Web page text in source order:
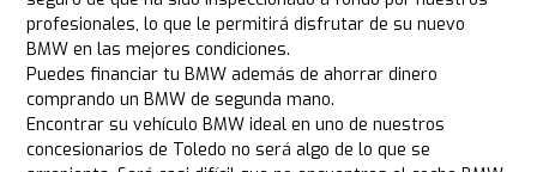
profesionales, lo que le permitirá disfrutar de su nuevo
BMW en las mejores condiciones.
Puedes financiar tu BMW además de ahorrar dinero
comprando un BMW de segunda mano.
Encontrar su vehículo BMW ideal en uno de nuestros
concesionarios de Toledo no será algo de lo que se